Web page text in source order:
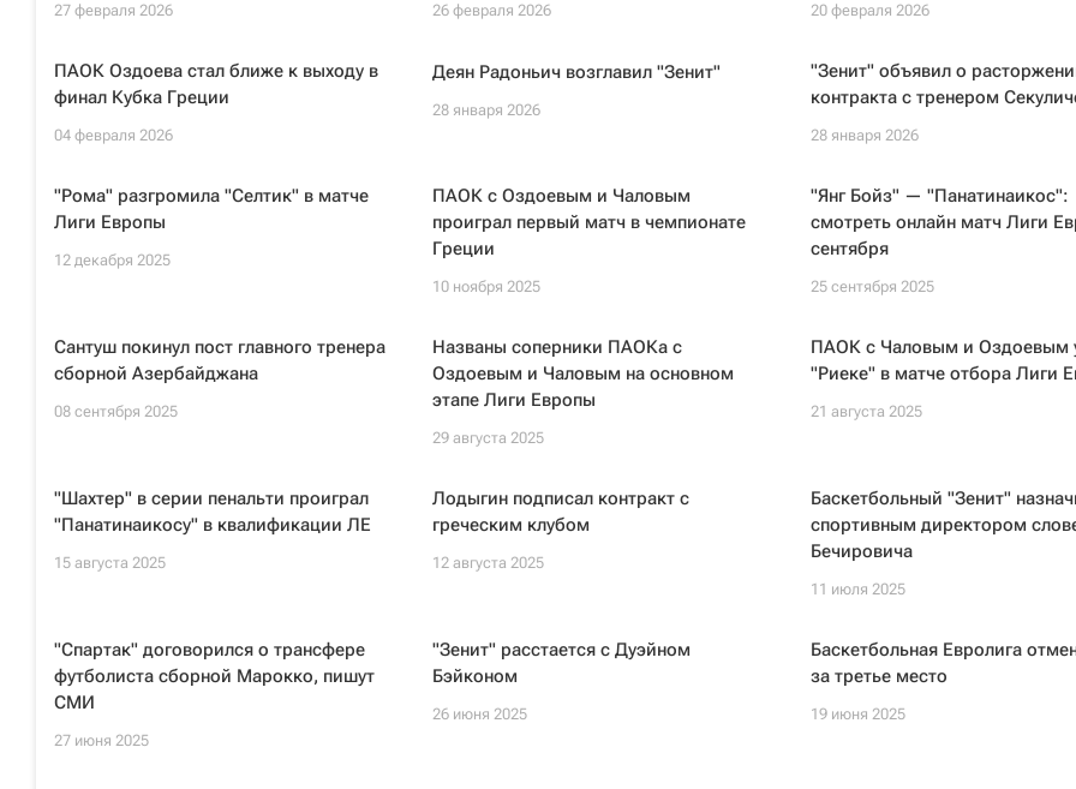
27 февраля 2026 26 февраля 2026 20 февраля 2026
ПАОК Оздоева стал ближе к выходу в
финал Кубка Греции
04 февраля 2026
Деян Радоньич возглавил "Зенит"
28 января 2026
"Зенит" объявил о
контракта с тренером
28 января 2026
"Рома" разгромила "Селтик" в матче
Лиги Европы
12 декабря 2025
ПАОК с Оздоевым и Чаловым
проиграл первый матч в чемпионате
Греции
10 ноября 2025
"Янг Бойз" — "Панатинаикос":
смотреть онлайн матч Лиги
сентября
25 сентября 2025
Сантуш покинул пост главного тренера
сборной Азербайджана
08 сентября 2025
Названы соперники ПАОКа с
Оздоевым и Чаловым на основном
этапе Лиги Европы
29 августа 2025
ПАОК с Чаловым и Оздоевым
"Риеке" в матче отбора Лиги
21 августа 2025
"Шахтер" в серии пенальти проиграл
"Панатинаикосу" в квалификации ЛЕ
15 августа 2025
Лодыгин подписал контракт с
греческим клубом
12 августа 2025
Баскетбольный "Зенит"
спортивным директором
Бечировича
11 июля 2025
"Спартак" договорился о трансфере
футболиста сборной Марокко, пишут
СМИ
27 июня 2025
"Зенит" расстается с Дуэйном
Бэйконом
26 июня 2025
Баскетбольная Евролига
за третье место
19 июня 2025